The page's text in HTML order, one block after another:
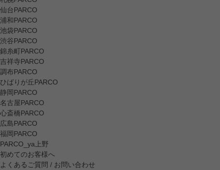
仙台PARCO
浦和PARCO
池袋PARCO
渋谷PARCO
錦糸町PARCO
吉祥寺PARCO
調布PARCO
ひばりが丘PARCO
静岡PARCO
名古屋PARCO
心斎橋PARCO
広島PARCO
福岡PARCO
PARCO_ya上野
初めてのお客様へ
よくあるご質問 / お問い合わせ